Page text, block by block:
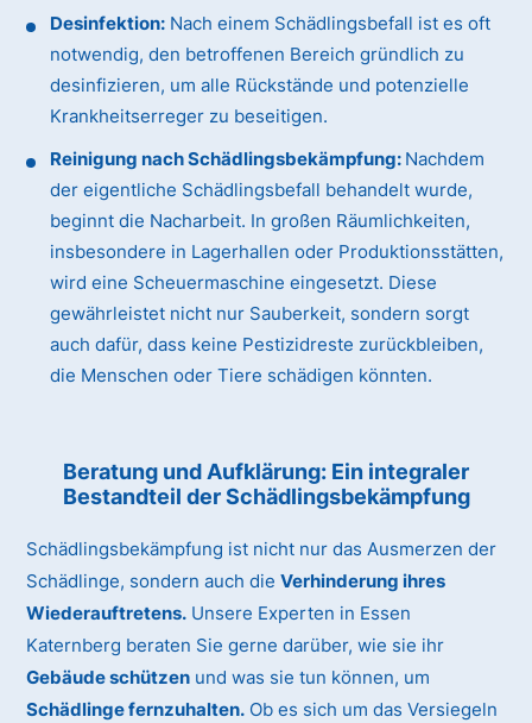
Desinfektion: Nach einem Schädlingsbefall ist es oft
notwendig, den betroffenen Bereich gründlich zu
desinfizieren, um alle Rückstände und potenzielle
Krankheitserreger zu beseitigen.
Reinigung nach Schädlingsbekämpfung: Nachdem
der eigentliche Schädlingsbefall behandelt wurde,
beginnt die Nacharbeit. In großen Räumlichkeiten,
insbesondere in Lagerhallen oder Produktionsstätten,
wird eine Scheuermaschine eingesetzt. Diese
gewährleistet nicht nur Sauberkeit, sondern sorgt
auch dafür, dass keine Pestizidreste zurückbleiben,
die Menschen oder Tiere schädigen könnten.
Beratung und Aufklärung: Ein integraler
Bestandteil der Schädlingsbekämpfung
Schädlingsbekämpfung ist nicht nur das Ausmerzen der
Schädlinge, sondern auch dieVerhinderung ihres
Wiederauftretens. Unsere Experten in Essen
Katernberg beraten Sie gerne darüber, wie sie ihr
Gebäude schützen und was sie tun können, um
Schädlinge fernzuhalten. Ob es sich um das Versiegeln